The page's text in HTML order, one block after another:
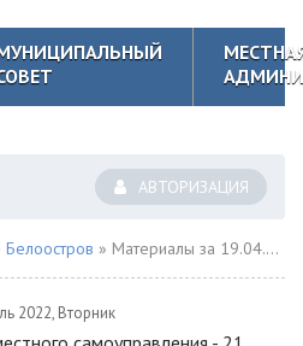
АВТОРИЗАЦИЯ
» Материалы за 19.04.2022
2022, Вторник